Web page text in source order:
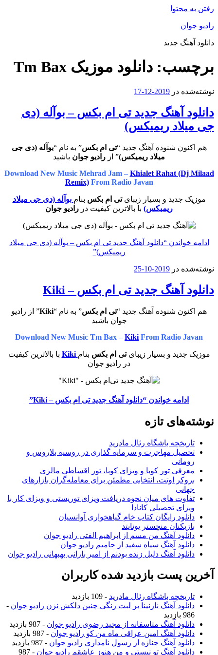
رفتن به محتوا
رادیو جوان
دانلود آهنگ جدید
برچسب: دانلود موزیک Tm Bax
نوشته‌شده در 2019-12-17
دانلود آهنگ جدید تی ام بکس – بوآله (دی
جی میلاد ریمیکس)
هم اکنون شنوده آهنگ جدید “تی ام بکس” به نام “بوآله (دی جی
میلاد ریمیکس)” از رادیو جوان باشید
Download New Music Mehrad Jam – Khialet Rahat (Dj Milaad
Remix)From Radio Javan
موزیک جدید و بسیار زیبایتی ام بکس بنام بوآله (دی جی میلاد
ریمیکس) با بالاترین کیفیت در رادیو جوان
ادامه خواندن “دانلود آهنگ جدید تی ام بکس – بوآله (دی جی میلاد
ریمیکس)”
نوشته‌شده در 2019-10-25
دانلود آهنگ جدید تی‌ ام‌ بکس – Kiki
هم اکنون شنوده آهنگ جدید “تی‌ ام‌ بکس” به نام “Kiki” از رادیو
جوان باشید
Download New Music Tm Bax – Kiki From Radio Javan
موزیک جدید و بسیار زیبای تی‌ ام‌ بکس بنام Kiki
با بالاترین کیفیت
در رادیو جوان
ادامه خواندن “دانلود آهنگ جدید تی‌ ام‌ بکس – Kiki”
نوشته‌های تازه
تاریخچه باشگاه رئال مادرید
تحصیل مهاجرت و سرمایه گذاری در روسیه بلاروس و
رومانی
معرفی تور کوبا و ویزای کوبا، تور اقساطی مالزی
بروکر اوتت، انتخابی مطمئن برای معامله‌گران بازارهای
جهانی
تفاوت های میان نحوه دریافت ویزای توریستی و ویزای کار با
ویزای تحصیلی کانادا
دانلود رایگان کتاب خام گیاهخواری آوانسیان
بازیکنان منچستر یونایتد
دانلود آهنگ من مسم از ابراهیم الفتی رادیو جوان
دانلود آهنگ سیاه سفید از حامیم رادیو جوان
دانلود آهنگ دلیل زنده بودنم از امیر بارانی بهبهانی رادیو جوان
آخرین پست بازدید شده کاربران
تاریخچه باشگاه رئال مادرید - 109 بازدید
دانلود آهنگ نازنینا بر لبت رنگی چنین دلکش نزن رادیو جوان -
986 بازدید
دانلود آهنگ متاسفانه از مجید رضوی رادیو جوان - 987 بازدید
دانلود آهنگ امین عراقی ماه من کو رادیو جوان - 987 بازدید
دانلود آهنگ جنازه از رسول نامداری رادیو جوان - 987 بازدید
دانلود آهنگ تو نیستی و من هنوز عاشقم رادیو جوان
- 987